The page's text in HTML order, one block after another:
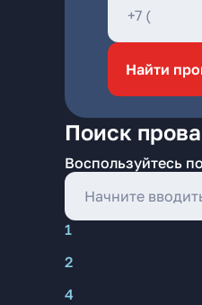
Найти
Поиск
Воспользуйтесь
1
2
4